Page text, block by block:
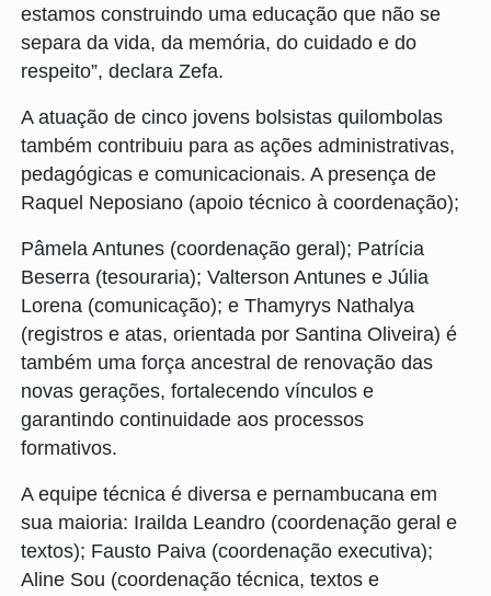
estamos construindo uma educação que não se
separa da vida, da memória, do cuidado e do
respeito”, declara Zefa.
A atuação de cinco jovens bolsistas quilombolas
também contribuiu para as ações administrativas,
pedagógicas e comunicacionais. A presença de
Raquel Neposiano (apoio técnico à coordenação);
Pâmela Antunes (coordenação geral); Patrícia
Beserra (tesouraria); Valterson Antunes e Júlia
Lorena (comunicação); e Thamyrys Nathalya
(registros e atas, orientada por Santina Oliveira) é
também uma força ancestral de renovação das
novas gerações, fortalecendo vínculos e
garantindo continuidade aos processos
formativos.
A equipe técnica é diversa e pernambucana em
sua maioria: Irailda Leandro (coordenação geral e
textos); Fausto Paiva (coordenação executiva);
Aline Sou (coordenação técnica, textos e